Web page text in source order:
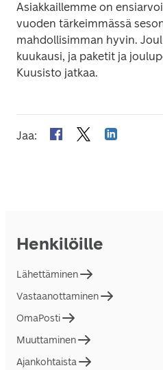
Asiakkaillemme on
vuoden tärkeimmässä
mahdollisimman hyvin.
kuukausi, ja paketit ja
Kuusisto jatkaa.
Jaa:
Henkilöille
Lähettäminen
Vastaanottaminen
OmaPosti
Muuttaminen
Ajankohtaista